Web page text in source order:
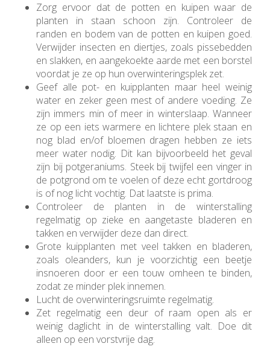
Zorg ervoor dat de potten en kuipen waar de
planten in staan schoon zijn. Controleer de
randen en bodem van de potten en kuipen goed.
Verwijder insecten en diertjes, zoals pissebedden
en slakken, en aangekoekte aarde met een borstel
voordat je ze op hun overwinteringsplek zet.
Geef alle pot- en kuipplanten maar heel weinig
water en zeker geen mest of andere voeding. Ze
zijn immers min of meer in winterslaap. Wanneer
ze op een iets warmere en lichtere plek staan en
nog blad en/of bloemen dragen hebben ze iets
meer water nodig. Dit kan bijvoorbeeld het geval
zijn bij potgeraniums. Steek bij twijfel een vinger in
de potgrond om te voelen of deze echt gortdroog
is of nog licht vochtig. Dat laatste is prima.
Controleer de planten in de winterstalling
regelmatig op zieke en aangetaste bladeren en
takken en verwijder deze dan direct.
Grote kuipplanten met veel takken en bladeren,
zoals oleanders, kun je voorzichtig een beetje
insnoeren door er een touw omheen te binden,
zodat ze minder plek innemen.
Lucht de overwinteringsruimte regelmatig.
Zet regelmatig een deur of raam open als er
weinig daglicht in de winterstalling valt. Doe dit
alleen op een vorstvrije dag.